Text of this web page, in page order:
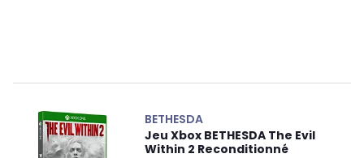
BETHESDA
Jeu Xbox BETHESDA The Evil
Within 2 Reconditionné